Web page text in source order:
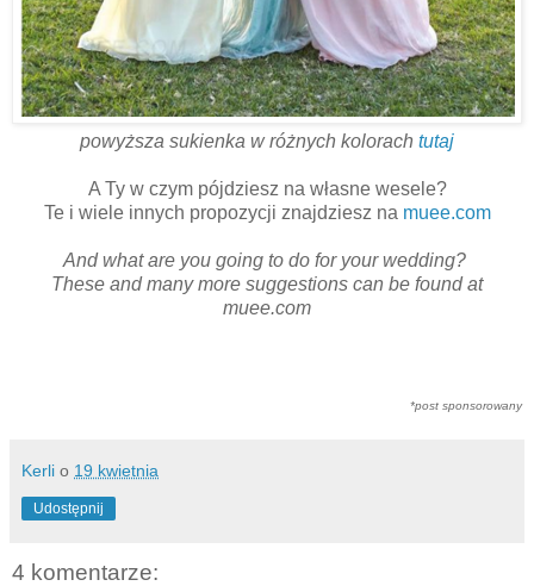
powyższa sukienka w różnych kolorach tutaj
A Ty w czym pójdziesz na własne wesele?
Te i wiele innych propozycji znajdziesz na muee.com
And what are you going to do for your wedding?
These and many more suggestions can be found at
muee.com
*post sponsorowany
Kerli o 19 kwietnia
Udostępnij
4 komentarze: